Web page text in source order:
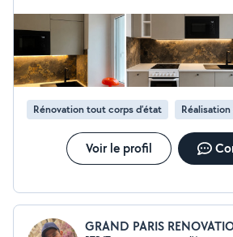
mesure avec attention portée à
faisabilité technique et au budget du projet.
l'univers Rayure Verte sur Instagram:
Rénovation tout corps d’état
Voir le profil
GRAND PARIS